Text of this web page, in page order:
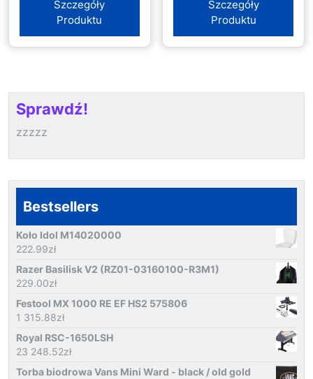
Szczegóły
Produktu
Szczegóły
Produktu
Sprawdź!
zzzzz
Bestsellers
Koło Idol M14020000
222.99zł
Razer Basilisk V2 (RZ01-03160100-R3M1)
229.00zł
Festool MX 1000 RE EF HS2 575806
1 315.88zł
Royal RSC-1650LSH
23 248.52zł
Torba biodrowa Vans Mini Ward - black / old gold